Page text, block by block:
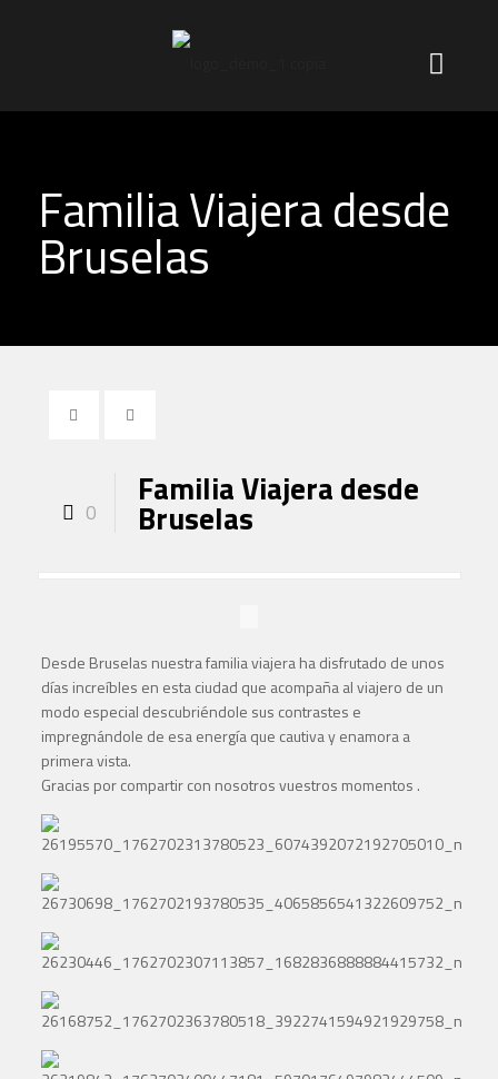
Familia Viajera desde
Bruselas
0
Familia Viajera desde
Bruselas
Desde Bruselas nuestra familia viajera ha disfrutado de unos
días increíbles en esta ciudad que acompaña al viajero de un
modo especial descubriéndole sus contrastes e
impregnándole de esa energía que cautiva y enamora a
primera vista.
Gracias por compartir con nosotros vuestros momentos .